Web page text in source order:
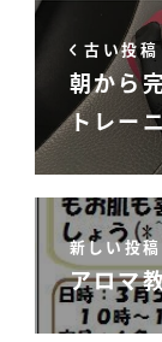
古い投稿
朝から
トレー
新しい投
アロマ